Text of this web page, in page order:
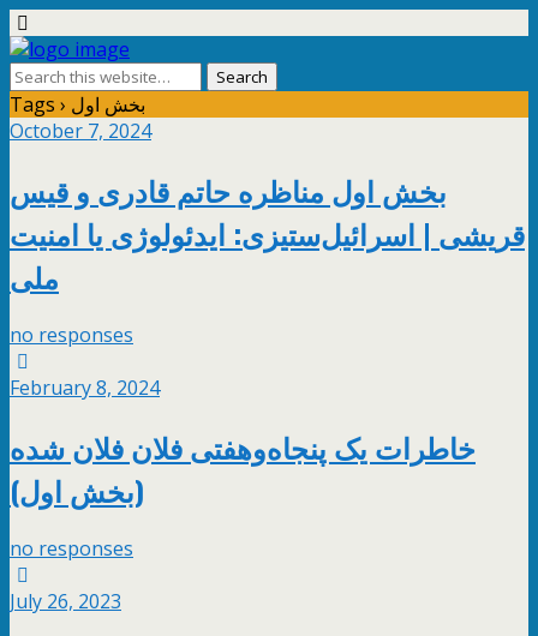
Tags › بخش اول
October 7, 2024
بخش اول مناظره حاتم قادری و قیس
قریشی | اسرائیل‌ستیزی: ایدئولوژی یا امنیت
ملی
no responses
February 8, 2024
خاطرات یک پنجاه‌وهفتی فلان فلان شده
(بخش اول)
no responses
July 26, 2023